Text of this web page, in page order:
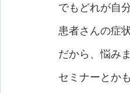
でもどれが自
患者さんの症
だから、悩みま
セミナーとか